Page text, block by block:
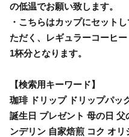
の低温でお願い致します。
・こちらはカップにセット
ただく、レギュラーコーヒ
1杯分となります。
【検索用キーワード】
珈琲 ドリップ ドリップパッ
誕生日 プレゼント 母の日
ンデリン 自家焙煎 コク オ